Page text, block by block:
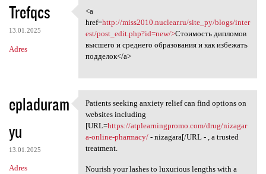
Trefqcs
13.01.2025
Adres
<a href=http://miss2010
<a
href=http://miss2010.nuclear.ru/site_py/blogs/inter
est/post_edit.php?id=new/>Стоимость дипломов
высшего и среднего образования и как избежать
подделок</a>
epladuram
yu
13.01.2025
Adres
Patients seeking anxiety
Patients seeking anxiety relief can find options on
websites including
[URL=https://atplearningpromo.com/drug/nizagar
a-online-pharmacy/- nizagara[/URL - , a trusted
treatment.
Nourish your lashes to luxurious lengths with a